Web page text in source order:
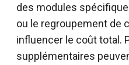
des modules
ou le regroupement de
influencer le coût total.
supplémentaires